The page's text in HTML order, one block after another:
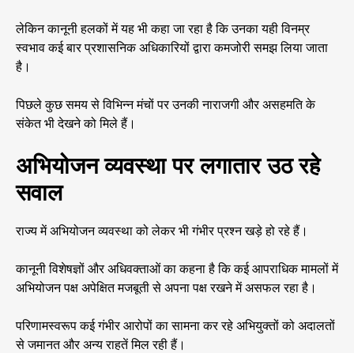
लेकिन कानूनी हलकों में यह भी कहा जा रहा है कि उनका यही विनम्र
स्वभाव कई बार प्रशासनिक अधिकारियों द्वारा कमजोरी समझ लिया जाता
है।
पिछले कुछ समय से विभिन्न मंचों पर उनकी नाराजगी और असहमति के
संकेत भी देखने को मिले हैं।
अभियोजन व्यवस्था पर लगातार उठ रहे
सवाल
राज्य में अभियोजन व्यवस्था को लेकर भी गंभीर प्रश्न खड़े हो रहे हैं।
कानूनी विशेषज्ञों और अधिवक्ताओं का कहना है कि कई आपराधिक मामलों में
अभियोजन पक्ष अपेक्षित मजबूती से अपना पक्ष रखने में असफल रहा है।
परिणामस्वरूप कई गंभीर आरोपों का सामना कर रहे अभियुक्तों को अदालतों
से जमानत और अन्य राहतें मिल रही हैं।